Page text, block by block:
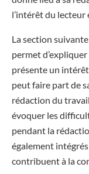
l’intérêt du lecteur
La section
permet
présente un
peut faire part de
rédaction du
évoquer les
pendant la
également
contribuent à la